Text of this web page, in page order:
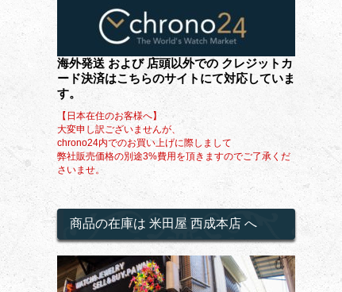
海外発送 および 店頭以外での クレジットカ
ード決済はこちらのサイトにて対応していま
す。
【日本在住のお客様へ】
大変申し訳ございませんが、
chrono24内でのお買い上げに際しまして
弊社販売価格の別途3%費用を頂きますのでご了承くだ
さいませ。
商品の在庫は 米田屋 西成本店 へ